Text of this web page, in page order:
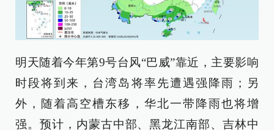
明天随着今年第9号台风“巴威”靠近，主要影响
时段将到来，台湾岛将率先遭遇强降雨；另
外，随着高空槽东移，华北一带降雨也将增
强。预计，内蒙古中部、黑龙江南部、吉林中